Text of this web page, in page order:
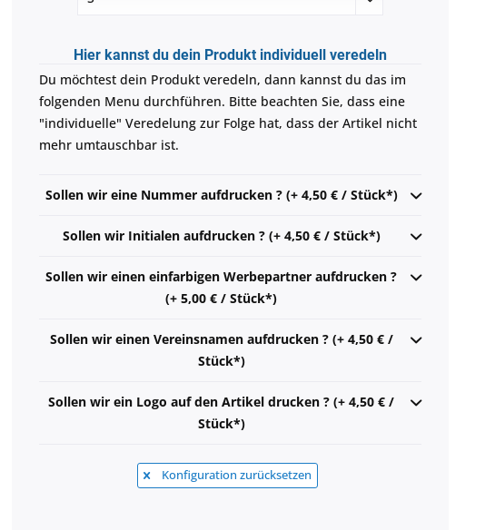
Hier kannst du dein Produkt individuell veredeln
Du möchtest dein Produkt veredeln, dann kannst du das im
folgenden Menu durchführen. Bitte beachten Sie, dass eine
"individuelle" Veredelung zur Folge hat, dass der Artikel nicht
mehr umtauschbar ist.
Sollen wir eine Nummer aufdrucken ? (+ 4,50 € / Stück*)
Sollen wir Initialen aufdrucken ? (+ 4,50 € / Stück*)
Sollen wir einen einfarbigen Werbepartner aufdrucken ?
(+ 5,00 € / Stück*)
Sollen wir einen Vereinsnamen aufdrucken ? (+ 4,50 € /
Stück*)
Sollen wir ein Logo auf den Artikel drucken ? (+ 4,50 € /
Stück*)
Konfiguration zurücksetzen